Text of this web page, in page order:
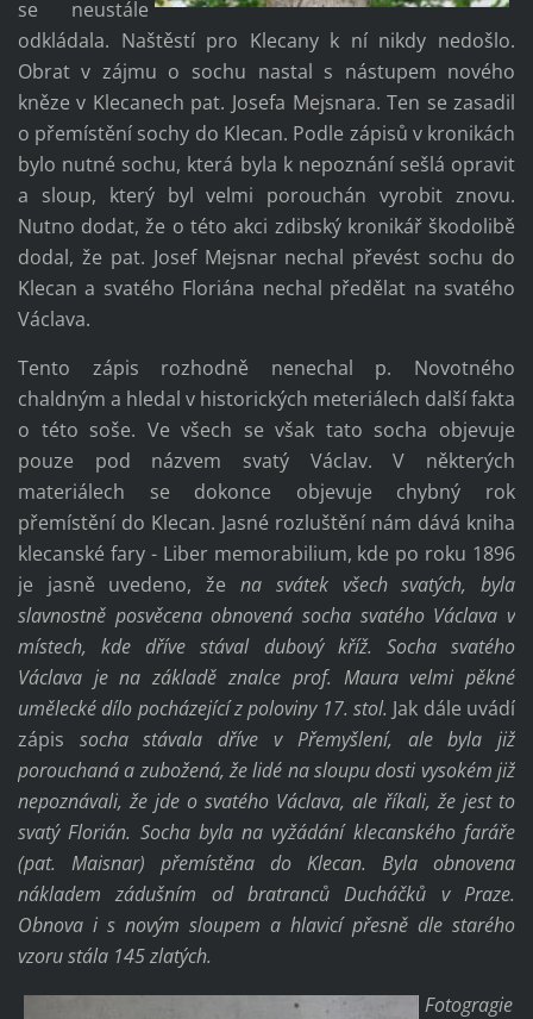
se neustále
odkládala. Naštěstí pro Klecany k ní nikdy nedošlo.
Obrat v zájmu o sochu nastal s nástupem nového
kněze v Klecanech pat. Josefa Mejsnara. Ten se zasadil
o přemístění sochy do Klecan. Podle zápisů v kronikách
bylo nutné sochu, která byla k nepoznání sešlá opravit
a sloup, který byl velmi porouchán vyrobit znovu.
Nutno dodat, že o této akci zdibský kronikář škodolibě
dodal, že pat. Josef Mejsnar nechal převést sochu do
Klecan a svatého Floriána nechal předělat na svatého
Václava.
Tento zápis rozhodně nenechal p. Novotného
chaldným a hledal v historických meteriálech další fakta
o této soše. Ve všech se však tato socha objevuje
pouze pod názvem svatý Václav. V některých
materiálech se dokonce objevuje chybný rok
přemístění do Klecan. Jasné rozluštění nám dává kniha
klecanské fary - Liber memorabilium, kde po roku 1896
je jasně uvedeno, že na svátek všech svatých, byla
slavnostně posvěcena obnovená socha svatého Václava v
místech, kde dříve stával dubový kříž. Socha svatého
Václava je na základě znalce prof. Maura velmi pěkné
umělecké dílo pocházející z poloviny 17. stol. Jak dále uvádí
zápis socha stávala dříve v Přemyšlení, ale byla již
porouchaná a zubožená, že lidé na sloupu dosti vysokém již
nepoznávali, že jde o svatého Václava, ale říkali, že jest to
svatý Florián. Socha byla na vyžádání klecanského faráře
(pat. Maisnar) přemístěna do Klecan. Byla obnovena
nákladem zádušním od bratranců Ducháčků v Praze.
Obnova i s novým sloupem a hlavicí přesně dle starého
vzoru stála 145 zlatých.
Fotogragie